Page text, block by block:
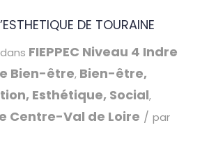
DE TOURAINE
dans FIEPPEC Niveau 4 Indre
Bien-être, Bien-être,
Esthétique, Social,
Centre-Val de Loire / par